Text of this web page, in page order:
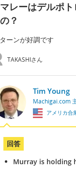
マレーはデルポ
の？
ーンが好調です
TAKASHIさん
Tim Young
Machigai.com
アメリカ合
回答
Murray is holding